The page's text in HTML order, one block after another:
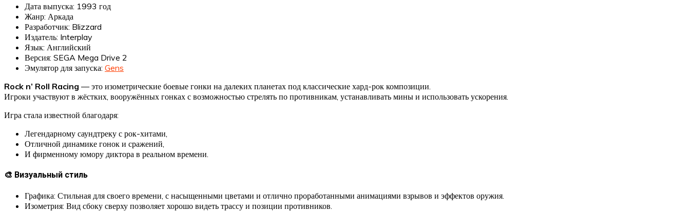
Дата выпуска: 1993 год
Жанр: Аркада
Разработчик: Blizzard
Издатель: Interplay
Язык: Английский
Версия: SEGA Mega Drive 2
Эмулятор для запуска: Gens
Rock n’ Roll Racing — это изометрические боевые гонки на далеких планетах под классические хард-рок композиции.
Игроки участвуют в жёстких, вооружённых гонках с возможностью стрелять по противникам, устанавливать мины и использовать ускорения.
Игра стала известной благодаря:
Легендарному саундтреку с рок-хитами,
Отличной динамике гонок и сражений,
И фирменному юмору диктора в реальном времени.
🎨 Визуальный стиль
Графика: Стильная для своего времени, с насыщенными цветами и отлично проработанными анимациями взрывов и эффектов оружия.
Изометрия: Вид сбоку сверху позволяет хорошо видеть трассу и позиции противников.